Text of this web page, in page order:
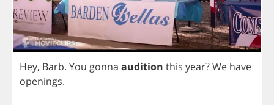
Hey, Barb. You gonna audition this year?We have
openings.